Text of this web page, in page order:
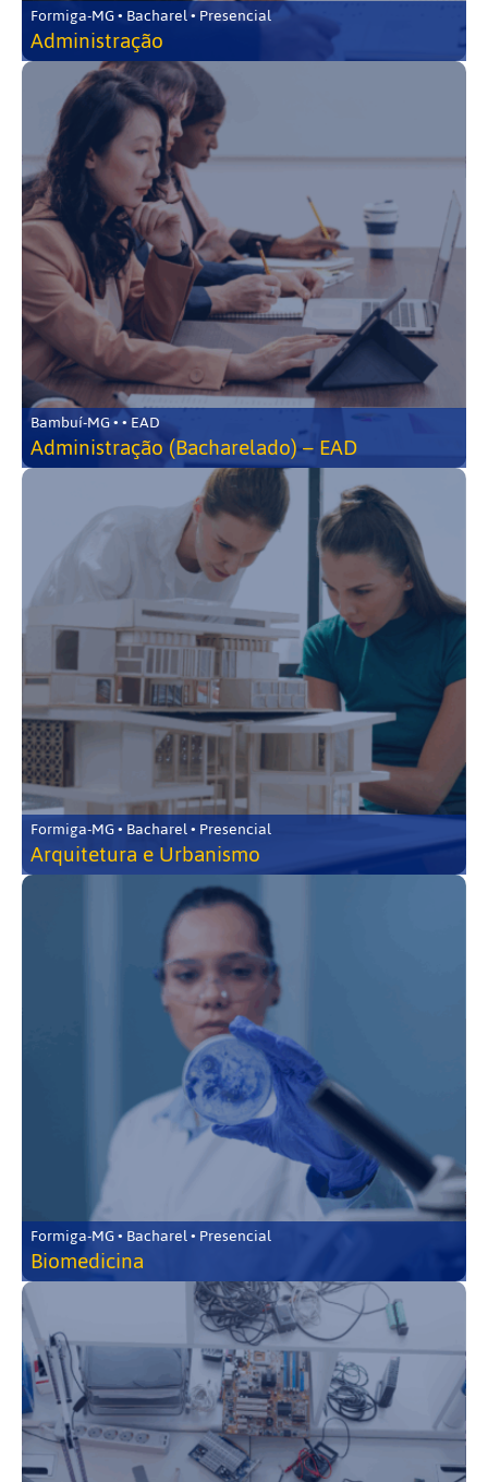
Formiga-MG • Bacharel • Presencial
Administração
Bambuí-MG • • EAD
Administração (Bacharelado) – EAD
Formiga-MG • Bacharel • Presencial
Arquitetura e Urbanismo
Formiga-MG • Bacharel • Presencial
Biomedicina